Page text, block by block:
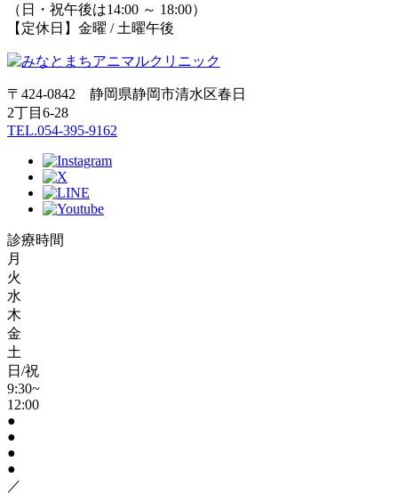
（日・祝午後は14:00 ～ 18:00）
【定休日】金曜 / 土曜午後
〒424-0842 静岡県静岡市清水区春日
2丁目6-28
TEL.054-395-9162
診療時間
月
火
水
木
金
土
日/祝
9:30~
12:00
●
●
●
●
／